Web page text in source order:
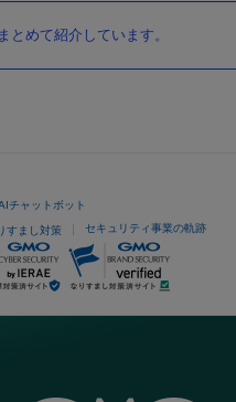
めて紹介しています。
チャットボット
すまし対策 セキュリティ事業の軌跡